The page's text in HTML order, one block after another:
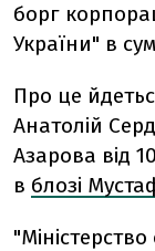
борг
України" в
Про це
Анатолій
Азарова від
в блозі